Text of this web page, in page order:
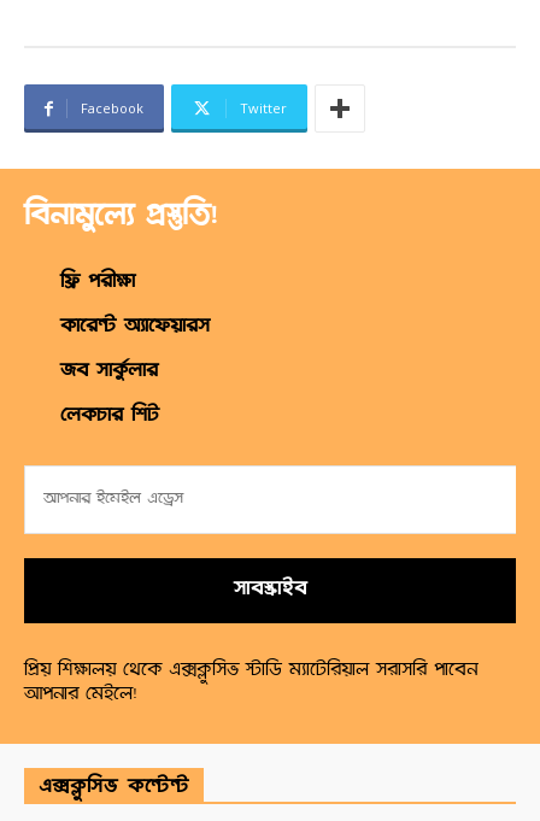
Facebook Twitter
বিনামুল্যে প্রস্তুতি!
ফ্রি পরীক্ষা
কারেন্ট অ্যাফেয়ারস
জব সার্কুলার
লেকচার শিট
সাবস্ক্রাইব
প্রিয় শিক্ষালয় থেকে এক্সক্লুসিভ স্টাডি ম্যাটেরিয়াল সরাসরি পাবেন
আপনার মেইলে!
এক্সক্লুসিভ কন্টেন্ট